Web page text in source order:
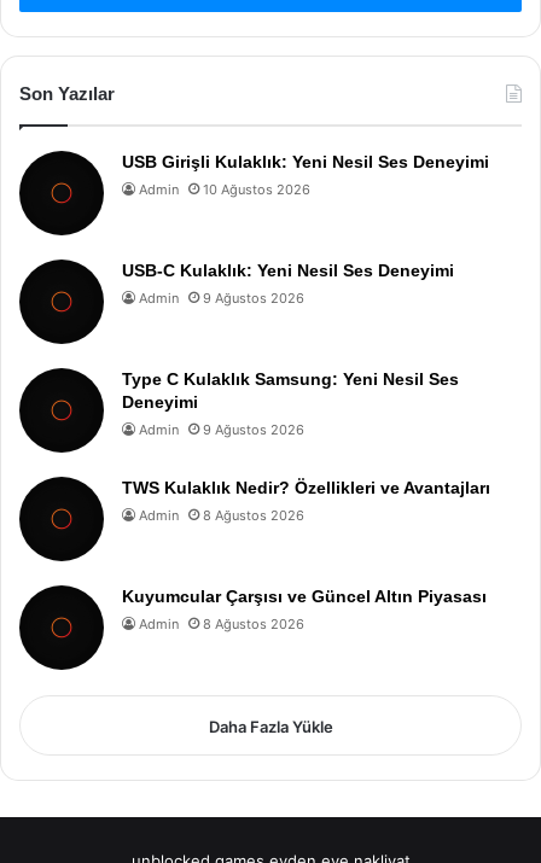
Son Yazılar
USB Girişli Kulaklık: Yeni Nesil Ses Deneyimi
Admin 10 Ağustos 2026
USB-C Kulaklık: Yeni Nesil Ses Deneyimi
Admin 9 Ağustos 2026
Type C Kulaklık Samsung: Yeni Nesil Ses
Deneyimi
Admin 9 Ağustos 2026
TWS Kulaklık Nedir? Özellikleri ve Avantajları
Admin 8 Ağustos 2026
Kuyumcular Çarşısı ve Güncel Altın Piyasası
Admin 8 Ağustos 2026
Daha Fazla Yükle